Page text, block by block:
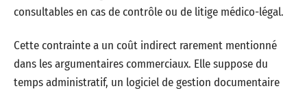
consultables en cas de contrôle ou de litige médico-légal.
Cette contrainte a un coût indirect rarement mentionné
dans les argumentaires commerciaux. Elle suppose du
temps administratif, un logiciel de gestion documentaire